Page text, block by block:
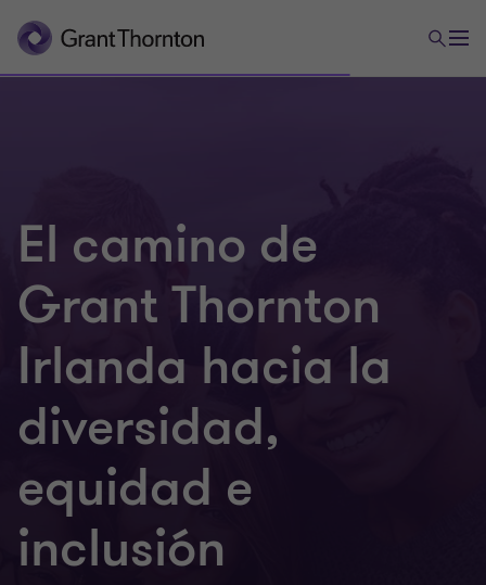
El camino de
Grant Thornton
Irlanda hacia la
diversidad,
equidad e
inclusión